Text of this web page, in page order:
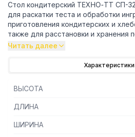
Стол кондитерский ТЕХНО-ТТ СП-
для раскатки теста и обработки
приготовления кондитерских и
также для расстановки и хранения
инвентаря на предприятиях
— Столешница: бук (толщина 40 мм)
— Каркас разборный из трубы
стали AISI 304 толщиной 1,2 мм
— Полка-решетка из нержавеющей
Читать далее
Характеристики
ВЫСОТА
ДЛИНА
ШИРИНА